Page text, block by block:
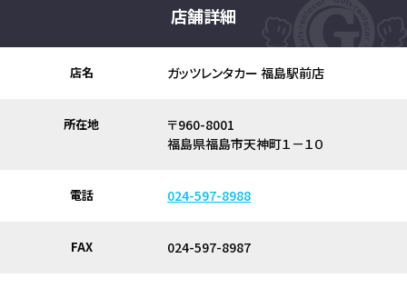
店舗詳細
店名 ガッツレンタカー 福島駅前店
所在地
〒960-8001
福島県福島市天神町１－１０
電話 024-597-8988
FAX 024-597-8987